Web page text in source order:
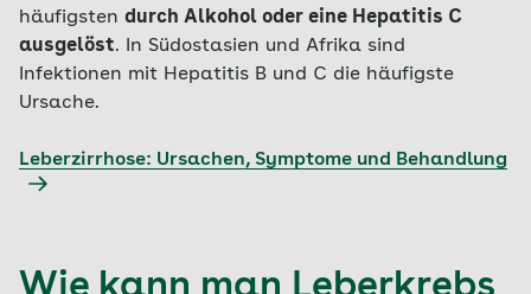
häufigsten durch Alkohol oder eine Hepatitis C
ausgelöst. In Südostasien und Afrika sind
Infektionen mit Hepatitis B und C die häufigste
Ursache.
Leberzirrhose: Ursachen, Symptome und Behandlung